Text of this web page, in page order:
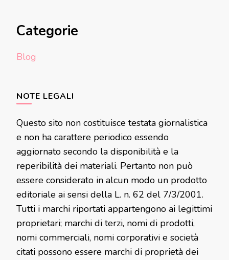
Categorie
Blog
NOTE LEGALI
Questo sito non costituisce testata giornalistica
e non ha carattere periodico essendo
aggiornato secondo la disponibilità e la
reperibilità dei materiali. Pertanto non può
essere considerato in alcun modo un prodotto
editoriale ai sensi della L. n. 62 del 7/3/2001.
Tutti i marchi riportati appartengono ai legittimi
proprietari; marchi di terzi, nomi di prodotti,
nomi commerciali, nomi corporativi e società
citati possono essere marchi di proprietà dei